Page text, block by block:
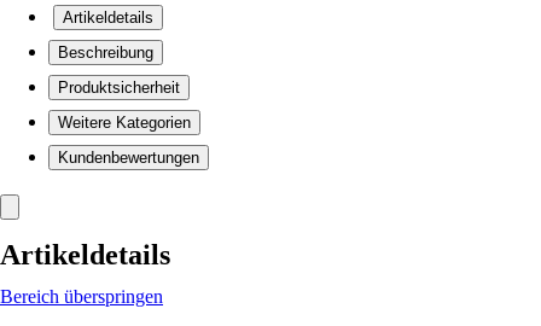
Artikeldetails
Beschreibung
Produktsicherheit
Weitere Kategorien
Kundenbewertungen
Artikeldetails
Bereich überspringen